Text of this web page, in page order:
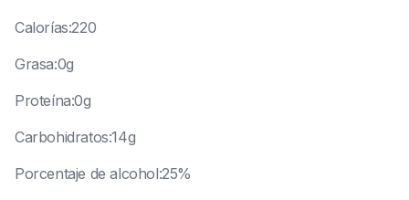
Calorías:220
Grasa:0g
Proteína:0g
Carbohidratos:14g
Porcentaje de alcohol:25%